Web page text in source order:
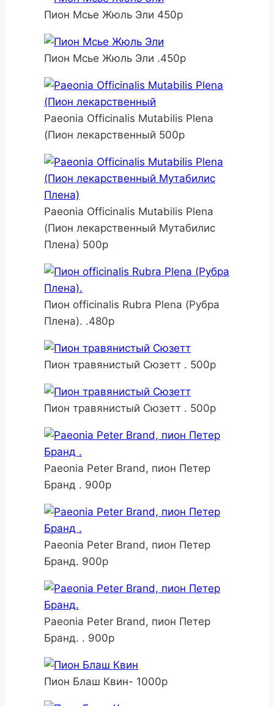
Пион Мсье Жюль Эли 450р
Пион Мсье Жюль Эли .450р
Paeonia Officinalis Mutabilis Plena
(Пион лекарственный 500р
Paeonia Officinalis Mutabilis Plena
(Пион лекарственный Мутабилис
Плена) 500р
Пион officinalis Rubra Plena (Рубра
Плена). .480р
Пион травянистый Сюзетт . 500р
Пион травянистый Сюзетт . 500р
Paeonia Peter Brand, пион Петер
Бранд . 900р
Paeonia Peter Brand, пион Петер
Бранд. 900р
Paeonia Peter Brand, пион Петер
Бранд. . 900р
Пион Блаш Квин- 1000р